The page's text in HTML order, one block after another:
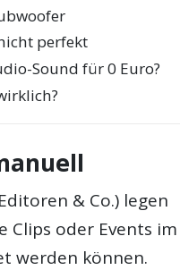
perfekt
Sound für 0 Euro?
& Co.) legen
Clips oder Events im
werden können.